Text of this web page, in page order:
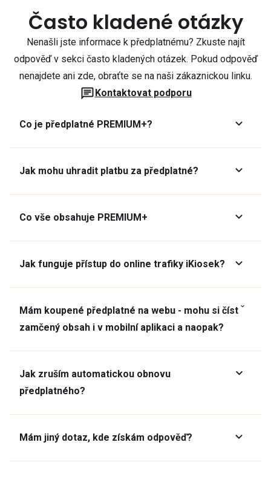
Často kladené otázky
Nenašli jste informace k předplatnému? Zkuste najít
odpověď v sekci často kladených otázek. Pokud odpověď
nenajdete ani zde, obraťte se na naši zákaznickou linku.
Kontaktovat podporu
Co je předplatné PREMIUM+?
Jak mohu uhradit platbu za předplatné?
Co vše obsahuje PREMIUM+
Jak funguje přístup do online trafiky iKiosek?
Mám koupené předplatné na webu - mohu si číst
zamčený obsah i v mobilní aplikaci a naopak?
Jak zruším automatickou obnovu
předplatného?
Mám jiný dotaz, kde získám odpověď?